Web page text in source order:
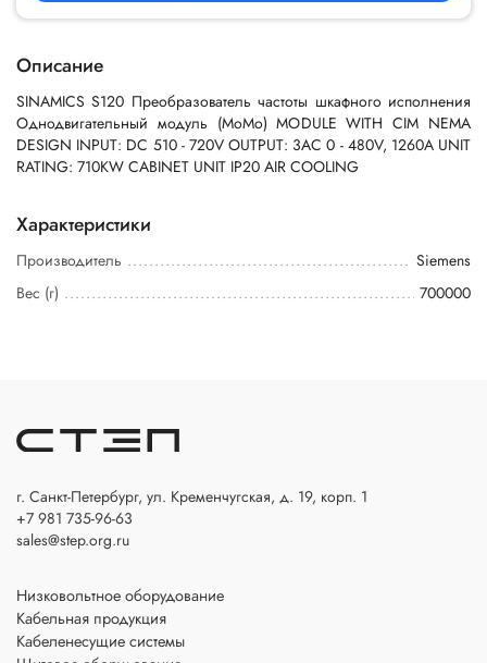
Описание
SINAMICS S120 Преобразователь частоты шкафного исполнения
Однодвигательный модуль (MoMo) MODULE WITH CIM NEMA
DESIGN INPUT: DC 510 - 720V OUTPUT: 3AC 0 - 480V, 1260A UNIT
RATING: 710KW CABINET UNIT IP20 AIR COOLING
Характеристики
Производитель
Siemens
Вес (г)
700000
г. Санкт-Петербург, ул. Кременчугская, д. 19, корп. 1
+7 981 735-96-63
sales@step.org.ru
Низковольтное оборудование
Кабельная продукция
Кабеленесущие системы